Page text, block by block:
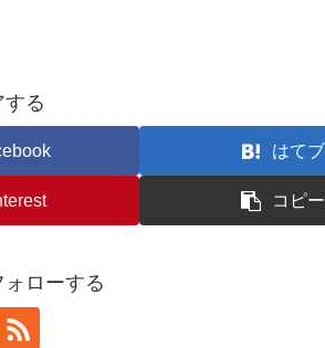
する
はてブ
コピー
ローする